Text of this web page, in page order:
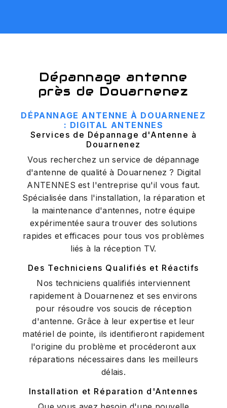
Dépannage antenne
près de Douarnenez
DÉPANNAGE ANTENNE À DOUARNENEZ
: DIGITAL ANTENNES
Services de Dépannage d'Antenne à
Douarnenez
Vous recherchez un service de dépannage
d'antenne de qualité à Douarnenez ? Digital
ANTENNES est l'entreprise qu'il vous faut.
Spécialisée dans l'installation, la réparation et
la maintenance d'antennes, notre équipe
expérimentée saura trouver des solutions
rapides et efficaces pour tous vos problèmes
liés à la réception TV.
Des Techniciens Qualifiés et Réactifs
Nos techniciens qualifiés interviennent
rapidement à Douarnenez et ses environs
pour résoudre vos soucis de réception
d'antenne. Grâce à leur expertise et leur
matériel de pointe, ils identifieront rapidement
l'origine du problème et procéderont aux
réparations nécessaires dans les meilleurs
délais.
Installation et Réparation d'Antennes